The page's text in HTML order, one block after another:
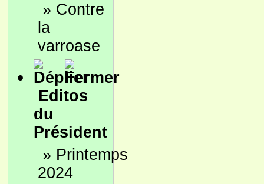
» Contre
la
varroase
Editos
du
Président
» Printemps
2024